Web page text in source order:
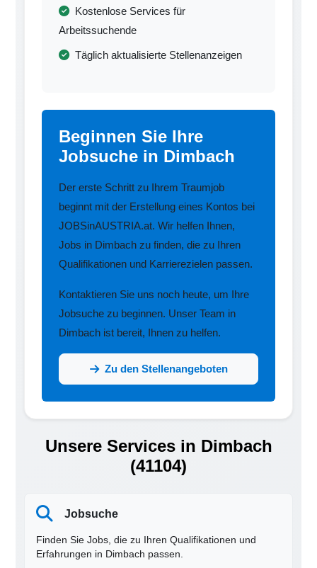
Kostenlose Services für
Arbeitssuchende
Täglich aktualisierte Stellenanzeigen
Beginnen Sie Ihre
Jobsuche in Dimbach
Der erste Schritt zu Ihrem Traumjob
beginnt mit der Erstellung eines Kontos bei
JOBSinAUSTRIA.at. Wir helfen Ihnen,
Jobs in Dimbach zu finden, die zu Ihren
Qualifikationen und Karrierezielen passen.
Kontaktieren Sie uns noch heute, um Ihre
Jobsuche zu beginnen. Unser Team in
Dimbach ist bereit, Ihnen zu helfen.
Zu den Stellenangeboten
Unsere Services in Dimbach
(41104)
Jobsuche
Finden Sie Jobs, die zu Ihren Qualifikationen und
Erfahrungen in Dimbach passen.